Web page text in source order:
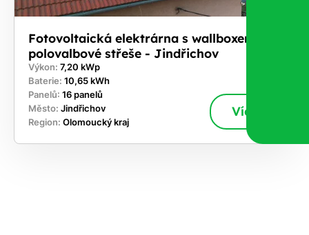
Fotovoltaická elektrárna s wallboxem na
polovalbové střeše - Jindřichov
Výkon: 7,20 kWp
Baterie: 10,65 kWh
Panelů: 16 panelů
Město: Jindřichov
Region: Olomoucký kraj
Více